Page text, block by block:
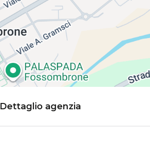
Dettaglio agenzia